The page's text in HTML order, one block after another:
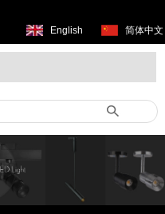
简体中文
English